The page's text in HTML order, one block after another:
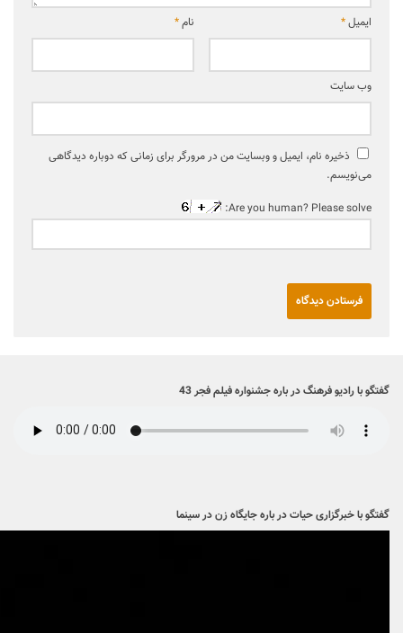
نام* ایمیل*
وب‌ سایت
ذخیره نام، ایمیل و وبسایت من در مرورگر برای زمانی که دوباره دیدگاهی
می‌نویسم.
Are you human? Please solve:
گفتگو با رادیو فرهنگ در باره جشنواره فیلم فجر 43
گفتگو با خبرگزاری حیات در باره جایگاه زن در سینما